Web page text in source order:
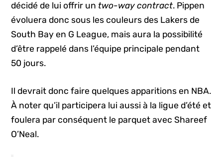
décidé de lui offrir un two-way contract. Pippen
évoluera donc sous les couleurs des Lakers de
South Bay en G League, mais aura la possibilité
d’être rappelé dans l’équipe principale pendant
50 jours.
Il devrait donc faire quelques apparitions en NBA.
À noter qu’il participera lui aussi à la ligue d’été et
foulera par conséquent le parquet avec Shareef
O’Neal.